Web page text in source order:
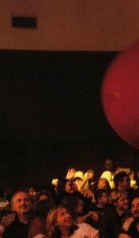
Come programmare uno
cartellone per un evento
Artisti europei per
Come scegliere artisti
internazionale per gala,
24 aprile 2026
Spettacolo bolle